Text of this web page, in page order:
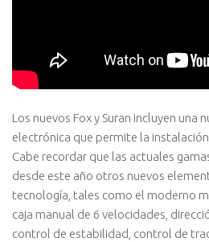
Los nuevos Fox y Suran incluyen una
electrónica que permite la
Cabe recordar que las actuales
desde este año otros nuevos
tecnología, tales como el moderno
caja manual de 6 velocidades,
control de estabilidad, control de